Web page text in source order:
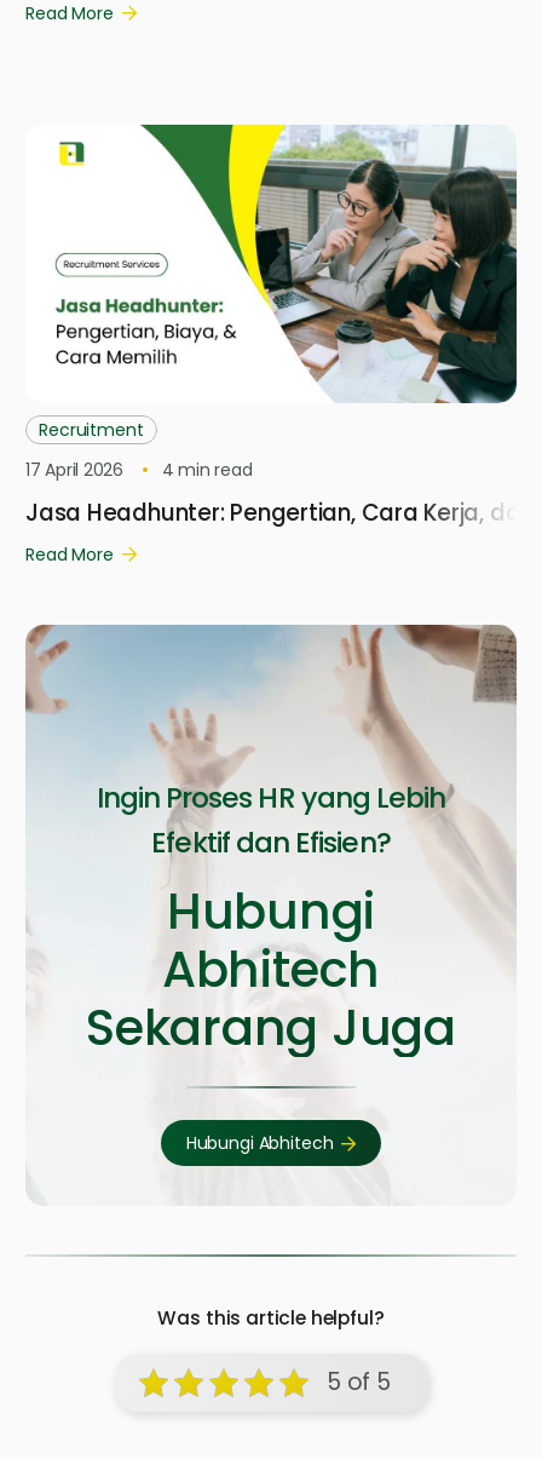
Read More
Recruitment
17 April 2026
4 min read
Jasa Headhunter: Pengertian, Cara Kerja,
Read More
Ingin Proses HR yang Lebih
Efektif dan Efisien?
Hubungi
Abhitech
Sekarang Juga
Hubungi Abhitech
Was this article helpful?
5 of 5